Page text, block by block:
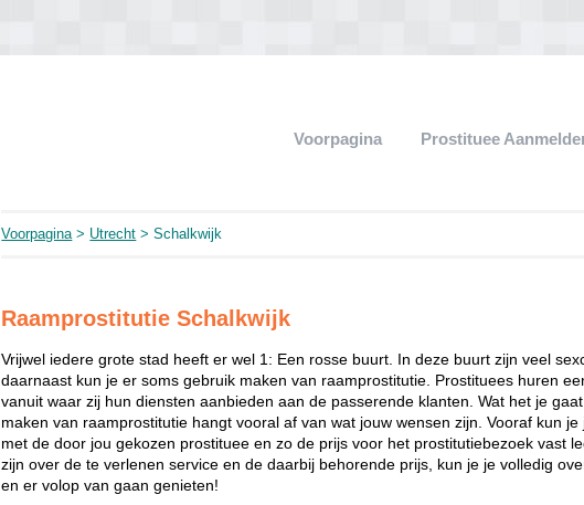
Voorpagina Prostituee
Voorpagina> Utrecht > Schalkwijk
Raamprostitutie Schalkwijk
Vrijwel iedere grote stad heeft er wel 1: Een rosse buurt. In deze buurt zijn veel
daarnaast kun je er soms gebruik maken van raamprostitutie. Prostituees huren
vanuit waar zij hun diensten aanbieden aan de passerende klanten. Wat het je
maken van raamprostitutie hangt vooral af van wat jouw wensen zijn. Vooraf kun
met de door jou gekozen prostituee en zo de prijs voor het prostitutiebezoek vast
zijn over de te verlenen service en de daarbij behorende prijs, kun je je volledig
en er volop van gaan genieten!